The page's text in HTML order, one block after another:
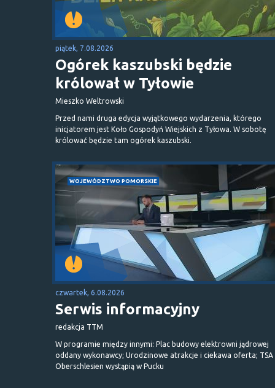
piątek, 7.08.2026
Ogórek kaszubski będzie
królował w Tyłowie
Mieszko Weltrowski
Przed nami druga edycja wyjątkowego wydarzenia, którego
inicjatorem jest Koło Gospodyń Wiejskich z Tyłowa. W sobotę
królować będzie tam ogórek kaszubski.
WOJEWÓDZTWO POMORSKIE
czwartek, 6.08.2026
Serwis informacyjny
redakcja TTM
W programie między innymi: Plac budowy elektrowni jądrowej
oddany wykonawcy; Urodzinowe atrakcje i ciekawa oferta; TSA
Oberschlesien wystąpią w Pucku